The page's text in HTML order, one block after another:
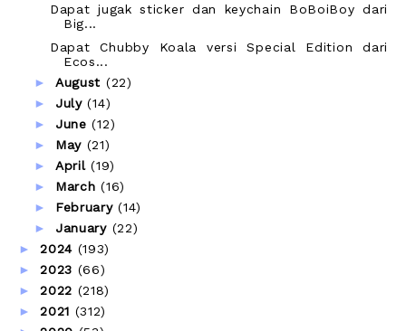
Dapat jugak sticker dan keychain BoBoiBoy dari
Big...
Dapat Chubby Koala versi Special Edition dari
Ecos...
► August (22)
► July(14)
► June(12)
► May (21)
► April(19)
► March(16)
► February(14)
► January (22)
►2024 (193)
►2023 (66)
►2022 (218)
►2021 (312)